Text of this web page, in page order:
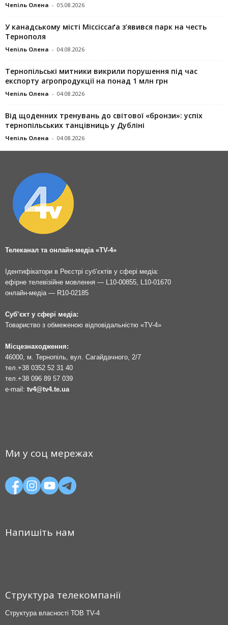
Чепіль Олена - 05.08.2026
У канадському місті Міссіссаґа з’явився парк на честь
Тернополя
Чепіль Олена - 04.08.2026
Тернопільські митники викрили порушення під час
експорту агропродукції на понад 1 млн грн
Чепіль Олена - 04.08.2026
Від щоденних тренувань до світової «бронзи»: успіх
тернопільських танцівниць у Дубліні
Чепіль Олена - 04.08.2026
Телеканал та онлайн-медіа «TV-4»
Ідентифікатори в Реєстрі суб’єктів у сфері медіа:
ефірне телевізійне мовлення — L10-00855, L10-01670
онлайн-медіа — R10-02185
Суб’єкт у сфері медіа:
Товариство з обмеженою відповідальністю «TV-4»
Місцезнаходження:
46000, м. Тернопіль, вул. Сагайдачного, 2/7
тел. +38 0352 52 31 40
тел. +38 096 89 57 039
e-mail: tv4@tv4.te.ua
Ми у соц мережах
Напишіть нам
Структура телекомпанії
Структура власності ТОВ TV-4